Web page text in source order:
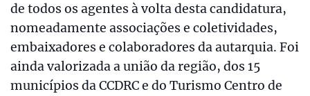
de todos os agentes à volta desta candidatura,
nomeadamente associações e coletividades,
embaixadores e colaboradores da autarquia. Foi
ainda valorizada a união da região, dos 15
municípios da CCDRC e do Turismo Centro de